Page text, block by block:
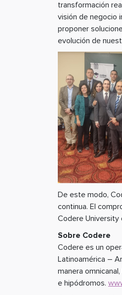
transformación
visión de negocio
proponer
evolución de
De este modo,
continua. El
Codere University
Sobre Codere
Codere es un
Latinoamérica –
manera
e hipódromos.